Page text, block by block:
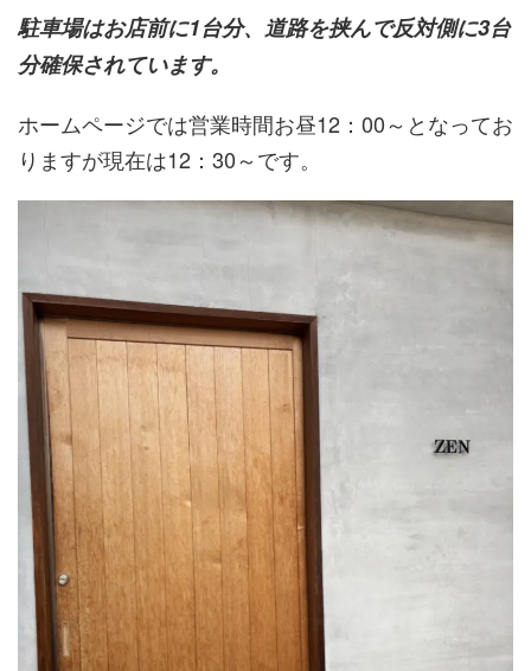
駐車場はお店前に1台分、道路を挟んで反対側に3台
分確保されています。
ホームページでは営業時間お昼12：00～となってお
りますが現在は12：30～です。